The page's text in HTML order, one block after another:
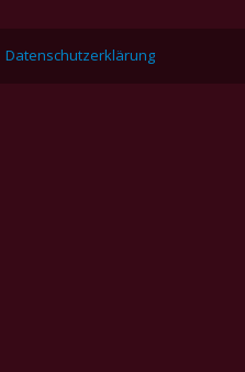
Datenschutzerklärung